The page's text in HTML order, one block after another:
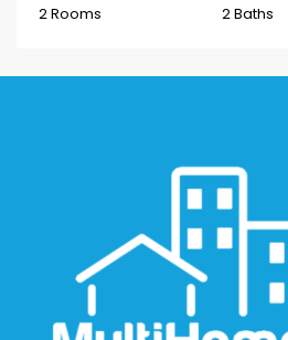
2 Rooms 2 Baths